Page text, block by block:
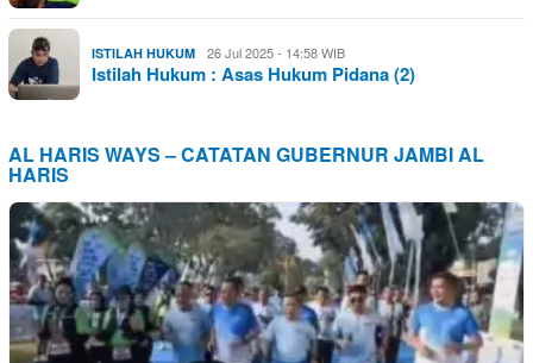
ISTILAH HUKUM 26 Jul 2025 - 14:58 WIB
Istilah Hukum : Asas Hukum Pidana (2)
AL HARIS WAYS – CATATAN GUBERNUR JAMBI AL
HARIS